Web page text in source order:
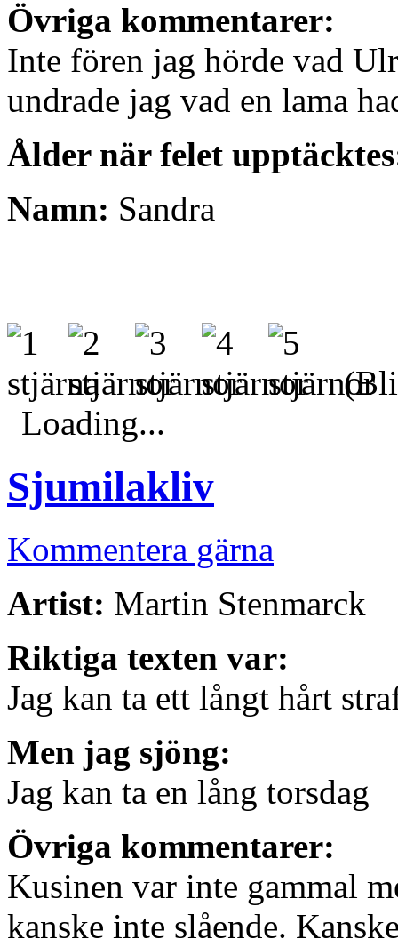
Övriga kommentarer:
Inte fören jag hörde vad
undrade jag vad en lama
Ålder när felet
Namn: Sandra
(Bli
Loading...
Sjumilakliv
Kommentera gärna
Artist: Martin Stenmarck
Riktiga texten var:
Jag kan ta ett långt hårt
Men jag sjöng:
Jag kan ta en lång torsdag
Övriga kommentarer:
Kusinen var inte gammal
kanske inte slående.